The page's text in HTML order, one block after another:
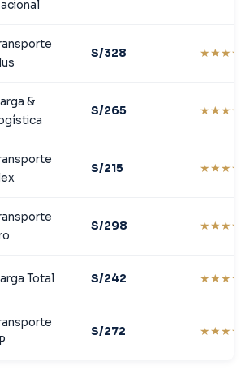
S/328
&
S/265
S/215
S/298
Total S/242
S/272